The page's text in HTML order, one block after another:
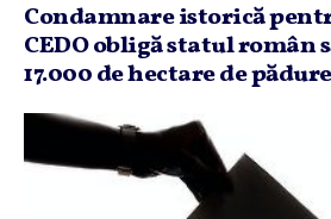
Condamnare istorică
CEDO obligă statul român
17.000 de hectare de pădure